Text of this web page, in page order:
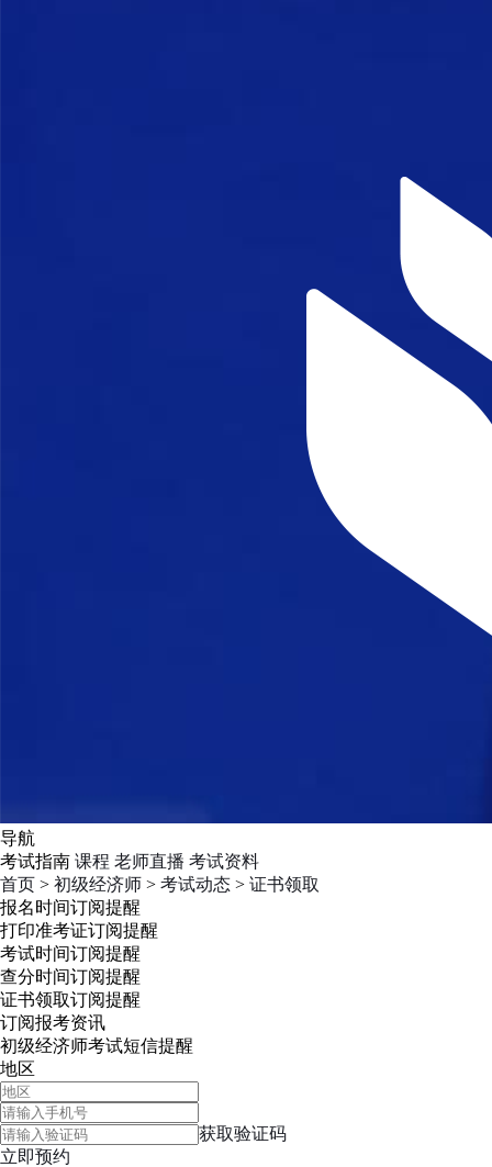
导航
考试指南 课程 老师直播 考试资料
首页 > 初级经济师 > 考试动态 > 证书领取
报名时间订阅提醒
打印准考证订阅提醒
考试时间订阅提醒
查分时间订阅提醒
证书领取订阅提醒
订阅报考资讯
初级经济师考试短信提醒
地区
获取验证码
立即预约